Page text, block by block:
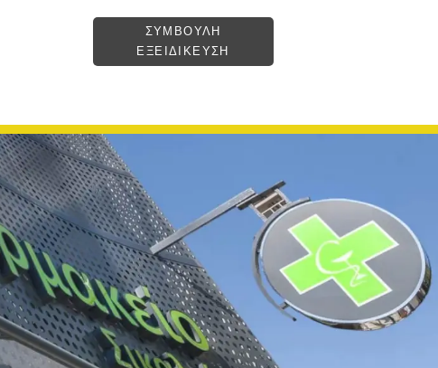
ΣΥΜΒΟΥΛΗ
ΕΞΕΙΔΙΚΕΥΣΗ